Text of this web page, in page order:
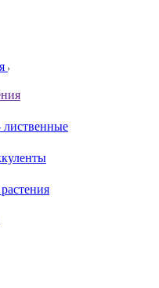
лиственные